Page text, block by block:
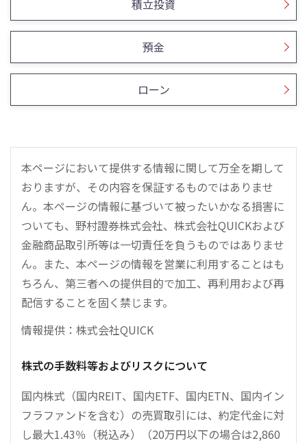
積立投資
預金
ローン
本ページにおいて提供する情報に関して万全を期して
おりますが、その内容を保証するものではありませ
ん。本ページの情報に基づいて被ったいかなる損害に
ついても、野村證券株式会社、株式会社QUICKおよび
金融商品取引所等は一切責任を負うものではありませ
ん。また、本ページの情報を営業に利用することはも
ちろん、第三者への提供目的で加工、再利用および再
配信することを固く禁じます。
情報提供：株式会社QUICK
株式の手数料等およびリスクについて
国内株式（国内REIT、国内ETF、国内ETN、国内イン
フラファンドを含む）の売買取引には、約定代金に対
し最大1.43％（税込み）（20万円以下の場合は2,860